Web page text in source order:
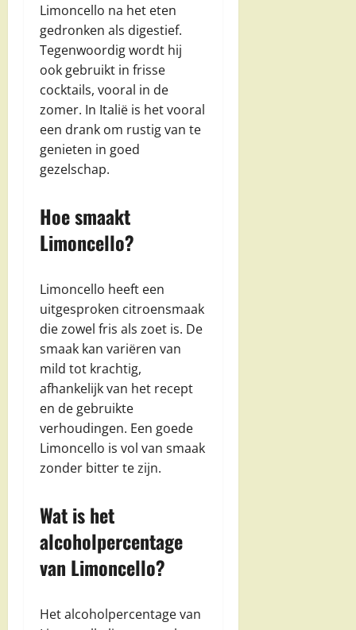
Limoncello na het eten
gedronken als digestief.
Tegenwoordig wordt hij
ook gebruikt in frisse
cocktails, vooral in de
zomer. In Italië is het vooral
een drank om rustig van te
genieten in goed
gezelschap.
Hoe smaakt
Limoncello?
Limoncello heeft een
uitgesproken citroensmaak
die zowel fris als zoet is. De
smaak kan variëren van
mild tot krachtig,
afhankelijk van het recept
en de gebruikte
verhoudingen. Een goede
Limoncello is vol van smaak
zonder bitter te zijn.
Wat is het
alcoholpercentage
van Limoncello?
Het alcoholpercentage van